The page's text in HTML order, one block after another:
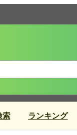
索 ランキング